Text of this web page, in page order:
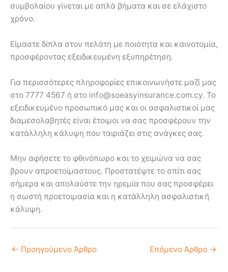
συμβολαίου γίνεται με απλά βήματα και σε ελάχιστο
χρόνο.
Είμαστε δίπλα στον πελάτη με ποιότητα και καινοτομία,
προσφέροντας εξειδικευμένη εξυπηρέτηση.
Για περισσότερες πληροφορίες επικοινωνήστε μαζί μας
στο 7777 4567 ή στο info@soeasyinsurance.com.cy. Το
εξειδικευμένο προσωπικό μας και οι ασφαλιστικοί μας
διαμεσολαβητές είναι έτοιμοι να σας προσφέρουν την
κατάλληλη κάλυψη που ταιριάζει στις ανάγκες σας.
Μην αφήσετε το φθινόπωρο και το χειμώνα να σας
βρουν απροετοίμαστους. Προστατέψτε το σπίτι σας
σήμερα και απολαύστε την ηρεμία που σας προσφέρει
η σωστή προετοιμασία και η κατάλληλη ασφαλιστική
κάλυψη.
← Προηγούμενο Άρθρο Επόμενο Άρθρο →